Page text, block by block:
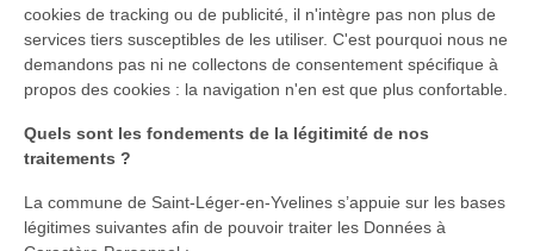
cookies de tracking ou de publicité, il n'intègre pas non plus de
services tiers susceptibles de les utiliser. C'est pourquoi nous ne
demandons pas ni ne collectons de consentement spécifique à
propos des cookies : la navigation n'en est que plus confortable.
Quels sont les fondements de la légitimité de nos
traitements ?
La commune de Saint-Léger-en-Yvelines s’appuie sur les bases
légitimes suivantes afin de pouvoir traiter les Données à